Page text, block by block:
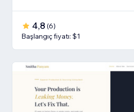
4,8 (6)
Başlangıç fiyatı: $1